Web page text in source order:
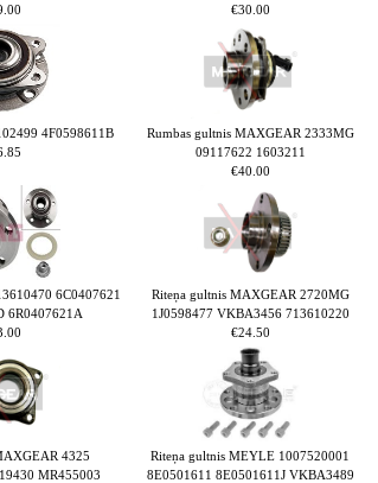
€30.00
4F0598611B
Rumbas gultnis MAXGEAR 2333MG
09117622 1603211
€40.00
6C0407621
6R0407621A
Riteņa gultnis MAXGEAR 2720MG
1J0598477 VKBA3456 713610220
€24.50
4325
MR455003
Riteņa gultnis MEYLE 1007520001
8E0501611 8E0501611J VKBA3489